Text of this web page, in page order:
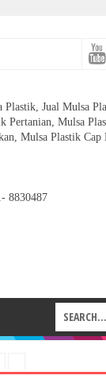
Jual Mulsa
Pertanian, Mulsa
Mulsa Plastik Cap
8830487